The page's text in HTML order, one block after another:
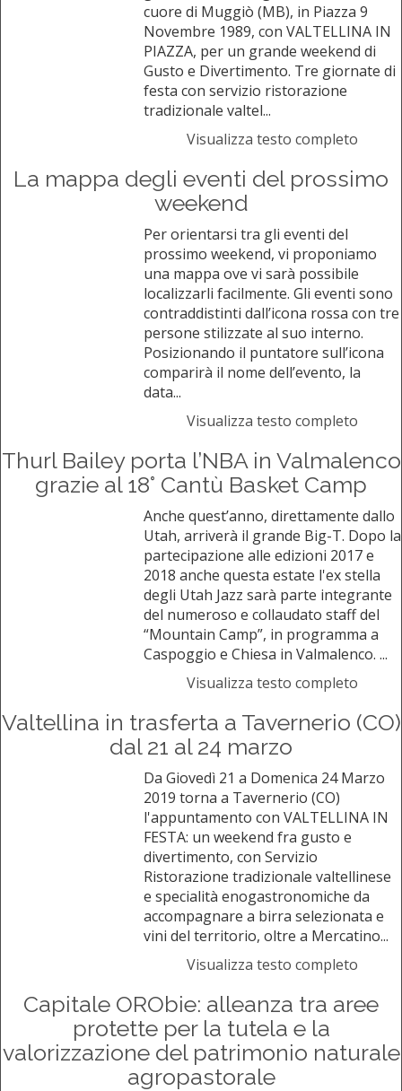
cuore di Muggiò (MB), in Piazza 9
Novembre 1989, con VALTELLINA IN
PIAZZA, per un grande weekend di
Gusto e Divertimento. Tre giornate di
festa con servizio ristorazione
tradizionale valtel...
Visualizza testo completo
La mappa degli eventi del prossimo
weekend
Per orientarsi tra gli eventi del
prossimo weekend, vi proponiamo
una mappa ove vi sarà possibile
localizzarli facilmente. Gli eventi sono
contraddistinti dall’icona rossa con tre
persone stilizzate al suo interno.
Posizionando il puntatore sull’icona
comparirà il nome dell’evento, la
data...
Visualizza testo completo
Thurl Bailey porta l’NBA in Valmalenco
grazie al 18° Cantù Basket Camp
Anche quest’anno, direttamente dallo
Utah, arriverà il grande Big-T. Dopo la
partecipazione alle edizioni 2017 e
2018 anche questa estate l'ex stella
degli Utah Jazz sarà parte integrante
del numeroso e collaudato staff del
“Mountain Camp”, in programma a
Caspoggio e Chiesa in Valmalenco. ...
Visualizza testo completo
Valtellina in trasferta a Tavernerio (CO)
dal 21 al 24 marzo
Da Giovedì 21 a Domenica 24 Marzo
2019 torna a Tavernerio (CO)
l'appuntamento con VALTELLINA IN
FESTA: un weekend fra gusto e
divertimento, con Servizio
Ristorazione tradizionale valtellinese
e specialità enogastronomiche da
accompagnare a birra selezionata e
vini del territorio, oltre a Mercatino...
Visualizza testo completo
Capitale ORObie: alleanza tra aree
protette per la tutela e la
valorizzazione del patrimonio naturale
agropastorale